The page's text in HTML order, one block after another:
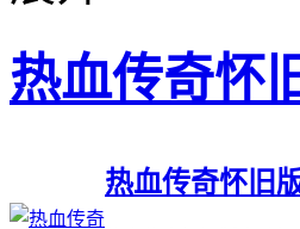
热血传奇怀
热血传奇怀旧